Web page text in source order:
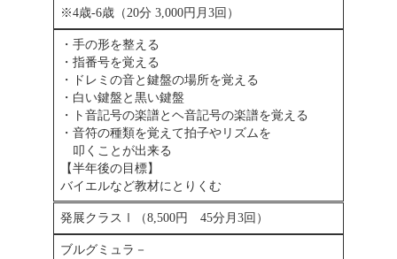
※4歳-6歳（20分 3,000円月3回）
・手の形を整える
・指番号を覚える
・ドレミの音と鍵盤の場所を覚える
・白い鍵盤と黒い鍵盤
・ト音記号の楽譜とヘ音記号の楽譜を覚える
・音符の種類を覚えて拍子やリズムを
叩くことが出来る
【半年後の目標】
バイエルなど教材にとりくむ
発展クラスⅠ（8,500円 45分月3回）
ブルグミュラ－